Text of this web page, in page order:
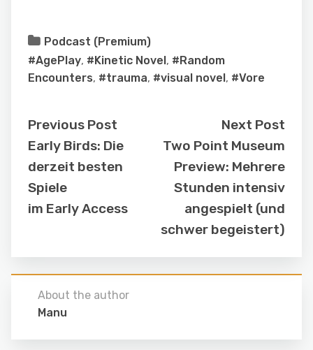
Podcast (Premium)
#AgePlay, #Kinetic Novel, #Random
Encounters, #trauma, #visual novel, #Vore
Previous Post
Early Birds: Die
derzeit besten
Spiele
im Early Access
Next Post
Two Point Museum
Preview: Mehrere
Stunden intensiv
angespielt (und
schwer begeistert)
About the author
Manu